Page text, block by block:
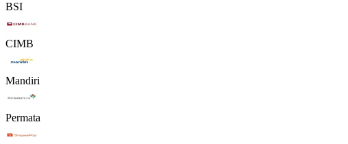
BSI
CIMB
Mandiri
Permata